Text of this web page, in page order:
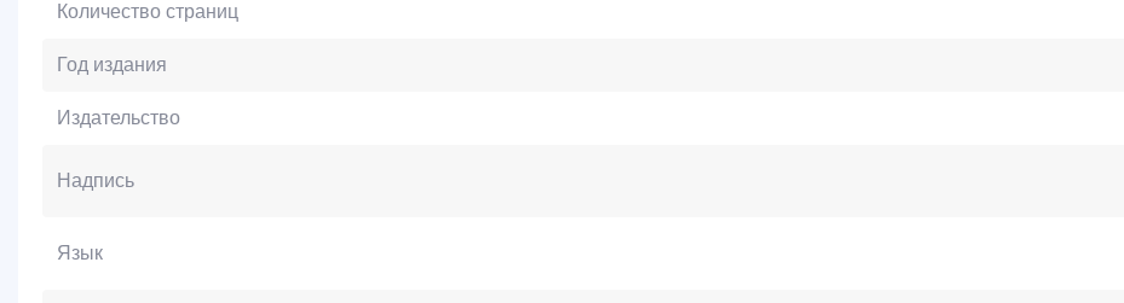
Количество страниц
Год издания
Издательство
Надпись
Язык